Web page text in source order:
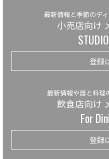
最新情報と季節のデ
小売店向け
登録
最新情報や器と料理
飲食店向け
For
登録